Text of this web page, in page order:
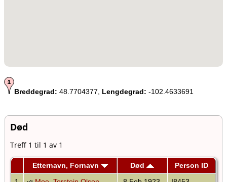
Breddegrad: 48.7704377, Lengdegrad: -102.4633691
Død
Treff 1 til 1 av 1
Etternavn, Fornavn Død
Person ID